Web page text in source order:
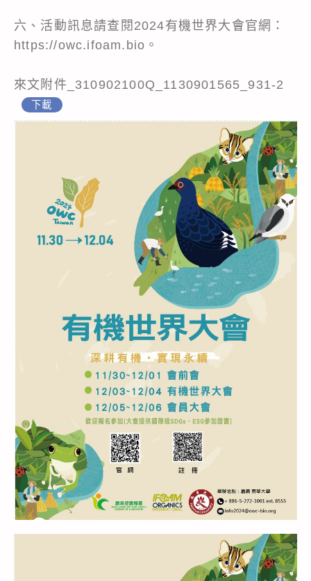
六、活動訊息請查閱2024有機世界大會官網：
https://owc.ifoam.bio。
來文附件_310902100Q_1130901565_931-2
下載